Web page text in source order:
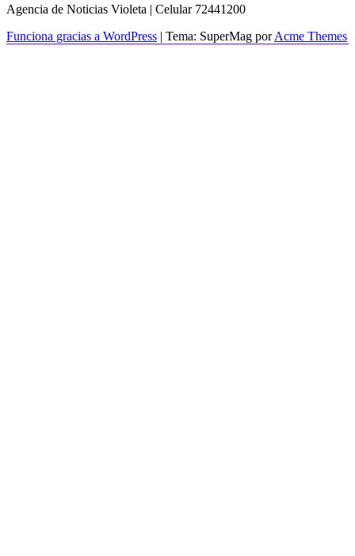
Agencia de Noticias Violeta | Celular 72441200
Funciona gracias a WordPress | Tema: SuperMag porAcme Themes